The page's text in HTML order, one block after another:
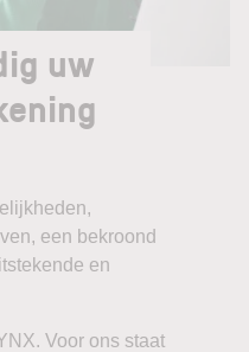
uw
een bekroond
en
Voor ons staat